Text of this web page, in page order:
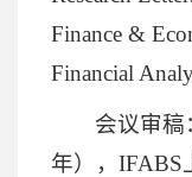
Finance &
Financial
会议审稿
年），IFABS